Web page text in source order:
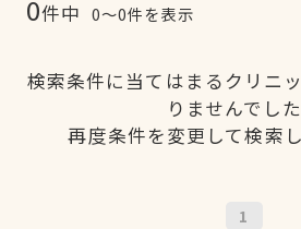
0件中 0〜0件を表示
検索条件に当てはまるクリニ
りませんでした
再度条件を変更して検索
1